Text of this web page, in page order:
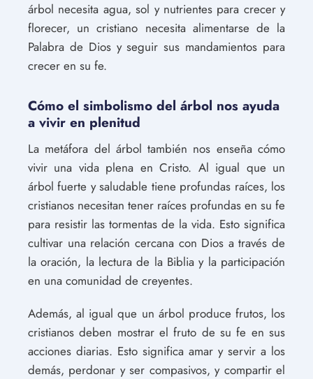
árbol necesita agua, sol y nutrientes para crecer y
florecer, un cristiano necesita alimentarse de la
Palabra de Dios y seguir sus mandamientos para
crecer en su fe.
Cómo el simbolismo del árbol nos ayuda
a vivir en plenitud
La metáfora del árbol también nos enseña cómo
vivir una vida plena en Cristo. Al igual que un
árbol fuerte y saludable tiene profundas raíces, los
cristianos necesitan tener raíces profundas en su fe
para resistir las tormentas de la vida. Esto significa
cultivar una relación cercana con Dios a través de
la oración, la lectura de la Biblia y la participación
en una comunidad de creyentes.
Además, al igual que un árbol produce frutos, los
cristianos deben mostrar el fruto de su fe en sus
acciones diarias. Esto significa amar y servir a los
demás, perdonar y ser compasivos, y compartir el